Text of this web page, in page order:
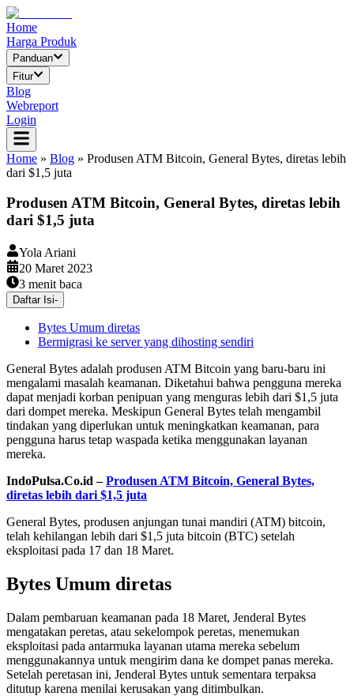
Home
Harga Produk
Panduan
Fitur
Blog
Webreport
Login
Home » Blog » Produsen ATM Bitcoin, General Bytes, diretas lebih
dari $1,5 juta
Produsen ATM Bitcoin, General Bytes, diretas lebih
dari $1,5 juta
Yola Ariani
20 Maret 2023
3 menit baca
Daftar Isi-
Bytes Umum diretas
Bermigrasi ke server yang dihosting sendiri
General Bytes adalah produsen ATM Bitcoin yang baru-baru ini
mengalami masalah keamanan. Diketahui bahwa pengguna mereka
dapat menjadi korban penipuan yang menguras lebih dari $1,5 juta
dari dompet mereka. Meskipun General Bytes telah mengambil
tindakan yang diperlukan untuk meningkatkan keamanan, para
pengguna harus tetap waspada ketika menggunakan layanan
mereka.
IndoPulsa.Co.id –Produsen ATM Bitcoin, General Bytes,
diretas lebih dari $1,5 juta
General Bytes, produsen anjungan tunai mandiri (ATM) bitcoin,
telah kehilangan lebih dari $1,5 juta bitcoin (BTC) setelah
eksploitasi pada 17 dan 18 Maret.
Bytes Umum diretas
Dalam pembaruan keamanan pada 18 Maret, Jenderal Bytes
mengatakan peretas, atau sekelompok peretas, menemukan
eksploitasi pada antarmuka layanan utama mereka sebelum
menggunakannya untuk mengirim dana ke dompet panas mereka.
Setelah peretasan ini, Jenderal Bytes untuk sementara terpaksa
ditutup karena menilai kerusakan yang ditimbulkan.